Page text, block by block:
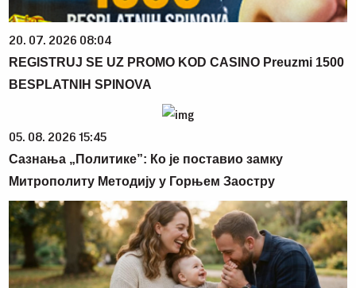
20. 07. 2026 08:04
REGISTRUJ SE UZ PROMO KOD CASINO Preuzmi 1500
BESPLATNIH SPINOVA
05. 08. 2026 15:45
Сазнања „Политике”: Ко је поставио замку
Митрополиту Методију у Горњем Заостру